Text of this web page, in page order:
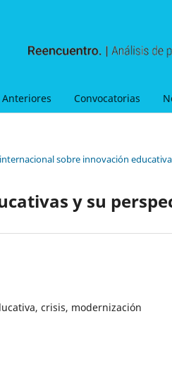
Convocatorias
sobre innovación
y su
crisis, modernización